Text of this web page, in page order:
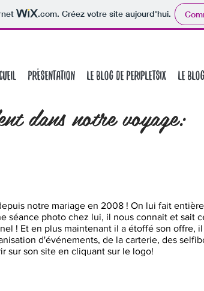
.com. Créez votre site aujourd'hui.
Présentation Le Blog de Peripletsix Le
dans notre voyage:
notre mariage en 2008 ! On lui fait
séance photo chez lui, il nous connait et sait
! Et en plus maintenant il a étoffé son offre,
d'événements, de la carterie, des
sur son site en cliquant sur le logo!